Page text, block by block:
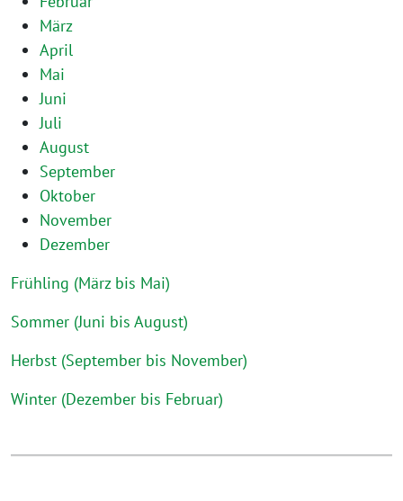
März
April
Mai
Juni
Juli
August
September
Oktober
November
Dezember
Frühling (März bis Mai)
Sommer (Juni bis August)
Herbst (September bis November)
Winter (Dezember bis Februar)